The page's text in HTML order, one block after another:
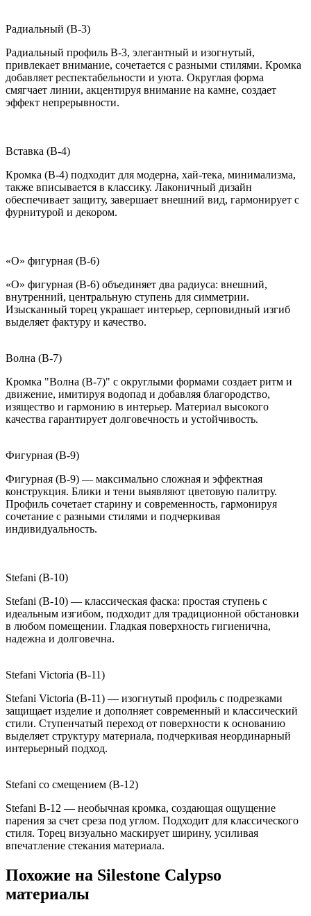
Радиальный (B-3)
Радиальный профиль B-3, элегантный и изогнутый,
привлекает внимание, сочетается с разными стилями. Кромка
добавляет респектабельности и уюта. Округлая форма
смягчает линии, акцентируя внимание на камне, создает
эффект непрерывности.
Вставка (B-4)
Кромка (B-4) подходит для модерна, хай-тека, минимализма,
также вписывается в классику. Лаконичный дизайн
обеспечивает защиту, завершает внешний вид, гармонирует с
фурнитурой и декором.
«О» фигурная (B-6)
«О» фигурная (B-6) объединяет два радиуса: внешний,
внутренний, центральную ступень для симметрии.
Изысканный торец украшает интерьер, серповидный изгиб
выделяет фактуру и качество.
Волна (B-7)
Кромка "Волна (B-7)" с округлыми формами создает ритм и
движение, имитируя водопад и добавляя благородство,
изящество и гармонию в интерьер. Материал высокого
качества гарантирует долговечность и устойчивость.
Фигурная (B-9)
Фигурная (B-9) — максимально сложная и эффектная
конструкция. Блики и тени выявляют цветовую палитру.
Профиль сочетает старину и современность, гармонируя
сочетание с разными стилями и подчеркивая
индивидуальность.
Stefani (B-10)
Stefani (B-10) — классическая фаска: простая ступень с
идеальным изгибом, подходит для традиционной обстановки
в любом помещении. Гладкая поверхность гигиенична,
надежна и долговечна.
Stefani Victoria (B-11)
Stefani Victoria (B-11) — изогнутый профиль с подрезками
защищает изделие и дополняет современный и классический
стили. Ступенчатый переход от поверхности к основанию
выделяет структуру материала, подчеркивая неординарный
интерьерный подход.
Stefani со смещением (B-12)
Stefani B-12 — необычная кромка, создающая ощущение
парения за счет среза под углом. Подходит для классического
стиля. Торец визуально маскирует ширину, усиливая
впечатление стекания материала.
Похожие на Silestone Calypso
материалы